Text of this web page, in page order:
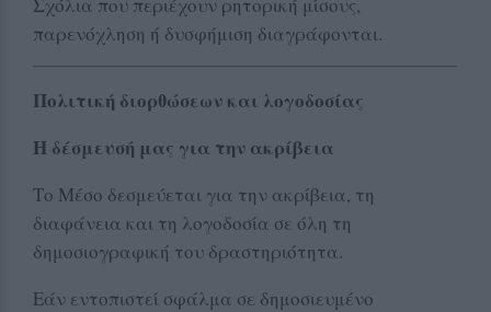
παρενόχληση ή δυσφήμιση διαγράφονται.
Πολιτική διορθώσεων και λογοδοσίας
Η δέσμευσή μας για την ακρίβεια
Το Μέσο δεσμεύεται για την ακρίβεια, τη
διαφάνεια και τη λογοδοσία σε όλη τη
δημοσιογραφική του δραστηριότητα.
Εάν εντοπιστεί σφάλμα σε δημοσιευμένο